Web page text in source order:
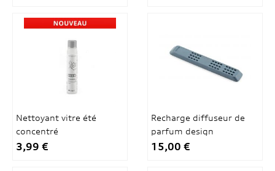
Nettoyant vitre été
concentré
3,99 €
Recharge diffuseur de
parfum design
15,00 €